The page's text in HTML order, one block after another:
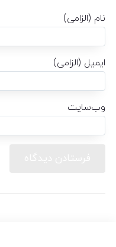
نام (الزامی)
ایمیل (الزامی)
وب‌سایت